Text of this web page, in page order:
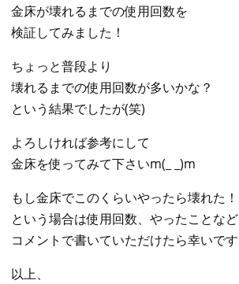
金床が壊れるまでの使用回数を
検証してみました！
ちょっと普段より
壊れるまでの使用回数が多いかな？
という結果でしたが(笑)
よろしければ参考にして
金床を使ってみて下さいm(_ _)m
もし金床でこのくらいやったら壊れた！
という場合は使用回数、やったことなど
コメントで書いていただけたら幸いです
以上、